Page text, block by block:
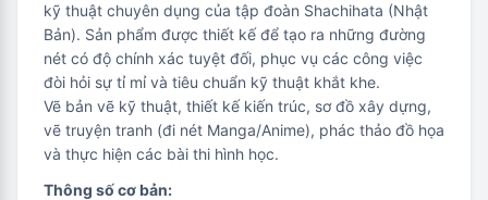
kỹ thuật chuyên dụng của tập đoàn Shachihata (Nhật
Bản). Sản phẩm được thiết kế để tạo ra những đường
nét có độ chính xác tuyệt đối, phục vụ các công việc
đòi hỏi sự tỉ mỉ và tiêu chuẩn kỹ thuật khắt khe.
Vẽ bản vẽ kỹ thuật, thiết kế kiến trúc, sơ đồ xây dựng,
vẽ truyện tranh (đi nét Manga/Anime), phác thảo đồ họa
và thực hiện các bài thi hình học.
Thông số cơ bản: